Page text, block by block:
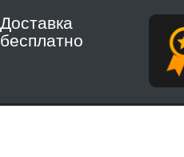
Доставка
бесплатно